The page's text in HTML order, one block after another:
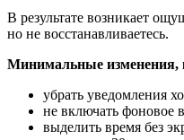
В результате возникает
но не восстанавливаетесь.
Минимальные изменения,
убрать уведомления
не включать фоновое
выделить время без